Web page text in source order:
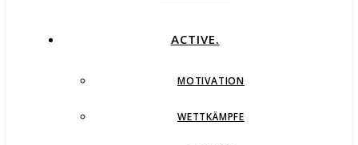
ACTIVE.
MOTIVATION
WETTKÄMPFE